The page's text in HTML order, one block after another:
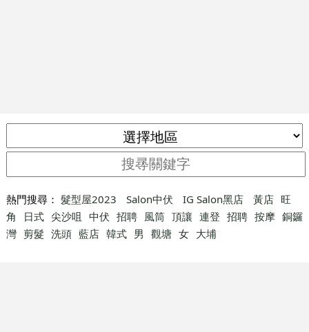
熱門搜尋： 髮型屋2023 Salon中伏 IG Salon黑店 黃店 旺
角
日式 尖沙咀 中伏 招聘 風筒 頂讓 連登 招聘 按摩 銅鑼
灣 剪髮 洗頭 藍店 韓式 男 觀塘 女 大埔